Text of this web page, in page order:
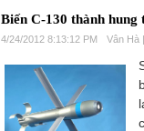
Biến C-130 thành hung
4/24/2012 8:13:12 PM Vân Hà